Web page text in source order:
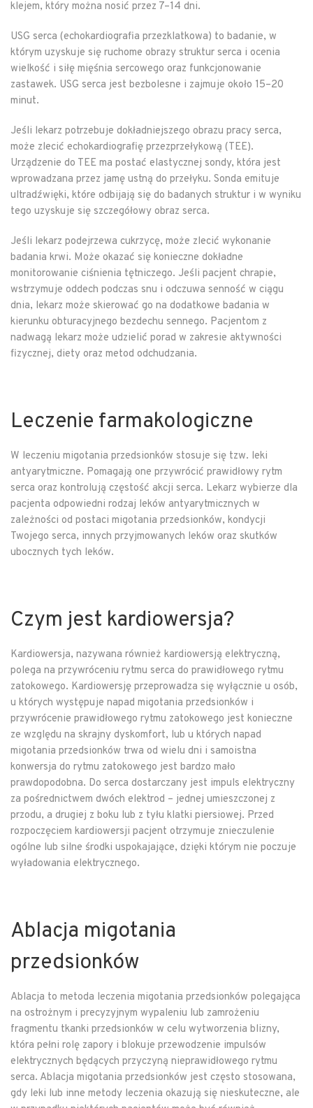
klejem, który można nosić przez 7–14 dni.
USG serca (echokardiografia przezklatkowa) to badanie, w
którym uzyskuje się ruchome obrazy struktur serca i ocenia
wielkość i siłę mięśnia sercowego oraz funkcjonowanie
zastawek. USG serca jest bezbolesne i zajmuje około 15–20
minut.
Jeśli lekarz potrzebuje dokładniejszego obrazu pracy serca,
może zlecić echokardiografię przezprzełykową (TEE).
Urządzenie do TEE ma postać elastycznej sondy, która jest
wprowadzana przez jamę ustną do przełyku. Sonda emituje
ultradźwięki, które odbijają się do badanych struktur i w wyniku
tego uzyskuje się szczegółowy obraz serca.
Jeśli lekarz podejrzewa cukrzycę, może zlecić wykonanie
badania krwi. Może okazać się konieczne dokładne
monitorowanie ciśnienia tętniczego. Jeśli pacjent chrapie,
wstrzymuje oddech podczas snu i odczuwa senność w ciągu
dnia, lekarz może skierować go na dodatkowe badania w
kierunku obturacyjnego bezdechu sennego. Pacjentom z
nadwagą lekarz może udzielić porad w zakresie aktywności
fizycznej, diety oraz metod odchudzania.
Leczenie farmakologiczne
W leczeniu migotania przedsionków stosuje się tzw. leki
antyarytmiczne. Pomagają one przywrócić prawidłowy rytm
serca oraz kontrolują częstość akcji serca. Lekarz wybierze dla
pacjenta odpowiedni rodzaj leków antyarytmicznych w
zależności od postaci migotania przedsionków, kondycji
Twojego serca, innych przyjmowanych leków oraz skutków
ubocznych tych leków.
Czym jest kardiowersja?
Kardiowersja, nazywana również kardiowersją elektryczną,
polega na przywróceniu rytmu serca do prawidłowego rytmu
zatokowego. Kardiowersję przeprowadza się wyłącznie u osób,
u których występuje napad migotania przedsionków i
przywrócenie prawidłowego rytmu zatokowego jest konieczne
ze względu na skrajny dyskomfort, lub u których napad
migotania przedsionków trwa od wielu dni i samoistna
konwersja do rytmu zatokowego jest bardzo mało
prawdopodobna. Do serca dostarczany jest impuls elektryczny
za pośrednictwem dwóch elektrod – jednej umieszczonej z
przodu, a drugiej z boku lub z tyłu klatki piersiowej. Przed
rozpoczęciem kardiowersji pacjent otrzymuje znieczulenie
ogólne lub silne środki uspokajające, dzięki którym nie poczuje
wyładowania elektrycznego.
Ablacja migotania
przedsionków
Ablacja to metoda leczenia migotania przedsionków polegająca
na ostrożnym i precyzyjnym wypaleniu lub zamrożeniu
fragmentu tkanki przedsionków w celu wytworzenia blizny,
która pełni rolę zapory i blokuje przewodzenie impulsów
elektrycznych będących przyczyną nieprawidłowego rytmu
serca. Ablacja migotania przedsionków jest często stosowana,
gdy leki lub inne metody leczenia okazują się nieskuteczne, ale